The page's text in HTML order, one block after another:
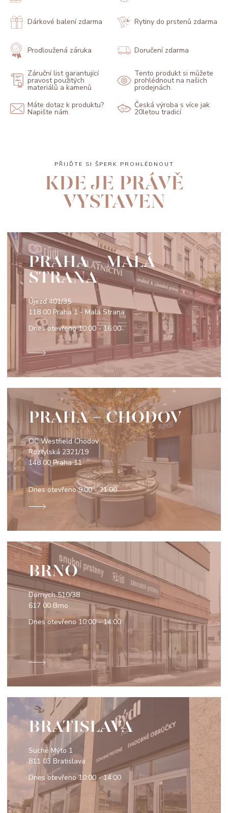
Dárkové balení zdarma Rytiny do prstenů zdarma
Prodloužená záruka Doručení zdarma
Záruční list garantující
pravost použitých
materiálů a kamenů
Tento produkt si můžete
prohlédnout na našich
prodejnách.
Máte dotaz k produktu?
Napište nám.
Česká výroba s více jak
20letou tradicí
PŘIJĎTE SI ŠPERK PROHLÉDNOUT
KDE JE PRÁVĚ
VYSTAVEN
PRAHA - MALÁ
STRANA
Újezd 401/35
118 00 Praha 1 - Malá Strana
Dnes otevřeno10:00 - 16:00
PRAHA - CHODOV
OC Westfield Chodov
Roztylská 2321/19
148 00 Praha 11
Dnes otevřeno9:00 - 21:00
BRNO
Dornych 510/38
617 00 Brno
Dnes otevřeno 10:00 - 14:00
BRATISLAVA
Suché Mýto 1
811 03 Bratislava
Dnes otevřeno10:00 - 14:00